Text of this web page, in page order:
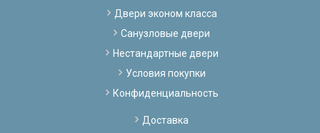
Двери эконом класса
Санузловые двери
Нестандартные двери
Условия покупки
Конфиденциальность
Доставка